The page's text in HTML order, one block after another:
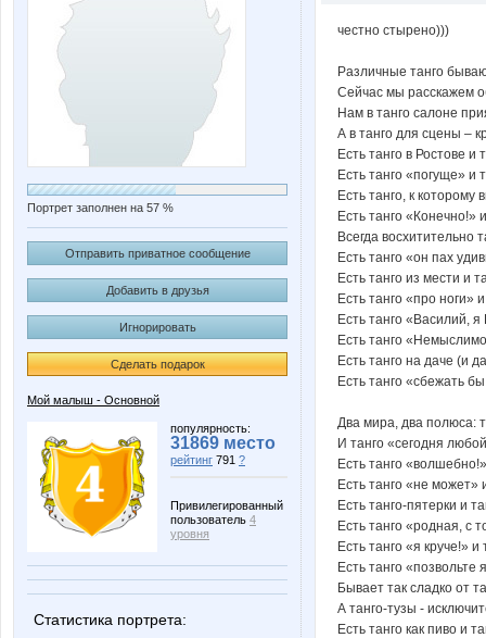
Портрет заполнен на 57 %
Отправить приватное сообщение
Добавить в друзья
Игнорировать
Сделать подарок
Мой малыш - Основной
популярность:
31869 место
рейтинг 791 ?
Привилегированный
пользователь 4
уровня
Статистика портрета:
честно стырено)))
Различные танго
Сейчас мы расскажем
Нам в танго салоне
А в танго для сцены –
Есть танго в Ростове и
Есть танго «погуще» и
Есть танго, к которому
Есть танго «Конечно!»
Всегда восхитительно
Есть танго «он пах
Есть танго из мести и
Есть танго «про ноги»
Есть танго «Василий,
Есть танго
Есть танго на даче (и
Есть танго «сбежать
Два мира, два полюса:
И танго «сегодня
Есть танго
Есть танго «не может»
Есть танго-пятерки и
Есть танго «родная, с
Есть танго «я круче!»
Есть танго
Бывает так сладко от
А танго-тузы -
Есть танго как пиво и